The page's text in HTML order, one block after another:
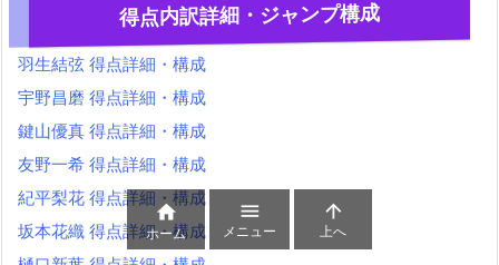
得点内訳詳細・ジャンプ構成
羽生結弦 得点詳細・構成
宇野昌磨 得点詳細・構成
鍵山優真 得点詳細・構成
友野一希 得点詳細・構成
紀平梨花 得点詳細・構成
坂本花織 得点詳細・構成

ホーム

メニュー

上へ